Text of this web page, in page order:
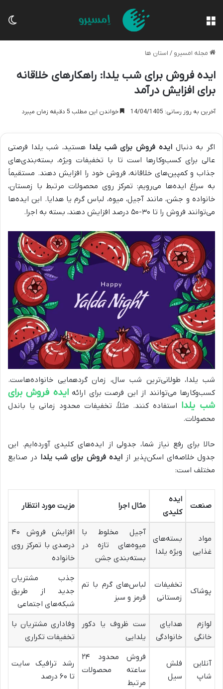
مجله امسیرو / استان ها
ایده فروش برای شب یلدا: راهکارهای خلاقانه
برای افزایش درآمد
آخرین به روز رسانی: 14/04/1405 خواندن این مطلب 5 دقیقه زمان میبرد
اگر به دنبالایده فروش برای شب یلدا هستید، شب یلدا فرصتی
عالی برای کسب‌وکارها است تا با تخفیفات ویژه، بسته‌بندی‌های
جذاب و کمپین‌های خلاقانه، فروش خود را افزایش دهند. مستقیماً
به سراغ ایده‌ها می‌رویم: تمرکز روی محصولات مرتبط با زمستان،
خانواده و جشن، مانند آجیل، میوه، لباس گرم یا هدایا. این ایده‌ها
می‌توانند فروش را تا ۳۰-۵۰ درصد افزایش دهند، بسته به اجرا.
شب یلدا، طولانی‌ترین شب سال، زمان گردهمایی خانواده‌هاست.
کسب‌وکارها می‌توانند از این فرصت برای ارائهایده فروش برای
شب یلدا استفاده کنند. مثلاً، تخفیفات محدود زمانی یا باندل
محصولات.
حالا برای رفع نیاز شما، جدولی از ایده‌های کلیدی آورده‌ایم. این
جدول خلاصه‌ای اسکن‌پذیر ازایده فروش برای شب یلدا در صنایع
مختلف است:
صنعت
ایده
کلیدی
مثال اجرا مزیت مورد انتظار
مواد
غذایی
بسته‌های
ویژه یلدا
آجیل مخلوط با
میوه‌های تازه در
بسته‌بندی جشن
افزایش فروش ۴۰
درصدی با تمرکز روی
خانواده
پوشاک
تخفیفات
زمستانی
لباس‌های گرم با تم
قرمز و سبز
جذب مشتریان
جدید از طریق
شبکه‌های اجتماعی
لوازم
خانگی
هدایای
خانوادگی
ست ظروف یا دکور
یلدایی
وفاداری مشتریان با
تخفیفات تکراری
آنلاین
شاپ
فلش
سیل
فروش محدود ۲۴
ساعته محصولات
مرتبط
رشد ترافیک سایت
تا ۶۰ درصد